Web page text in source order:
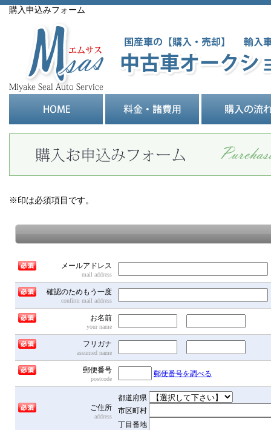
購入申込みフォーム
※印は必須項目です。
メールアドレス
mail address
確認のためもう一度
confirm mail address
お名前
your name
フリガナ
assumed name
郵便番号
postcode
郵便番号を調べる
ご住所
address
都道府県
市区町村
丁目番地